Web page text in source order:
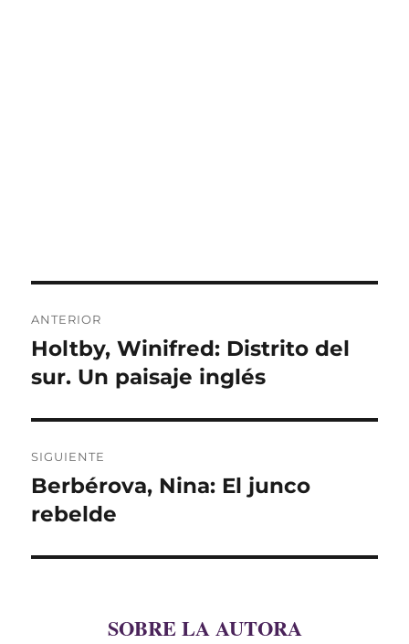
de
entradas
ANTERIOR
Entrada
anterior:
Holtby, Winifred: Distrito del
sur. Un paisaje inglés
SIGUIENTE
Entrada
siguiente:
Berbérova, Nina: El junco
rebelde
SOBRE LA AUTORA